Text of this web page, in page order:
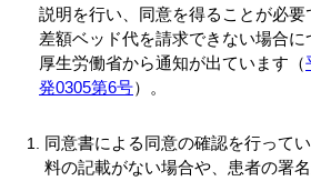
説明を行い、同意を得ることが必要
差額ベッド代を請求できない場合に
厚生労働省から通知が出ています（
発0305第6号）。
同意書による同意の確認を行って
料の記載がない場合や、患者の署